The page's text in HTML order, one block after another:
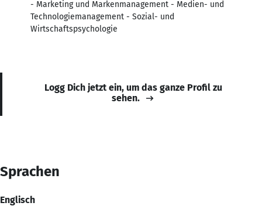
- Marketing und Markenmanagement - Medien- und
Technologiemanagement - Sozial- und
Wirtschaftspsychologie
Logg Dich jetzt ein, um das ganze Profil zu
sehen.
Sprachen
Englisch